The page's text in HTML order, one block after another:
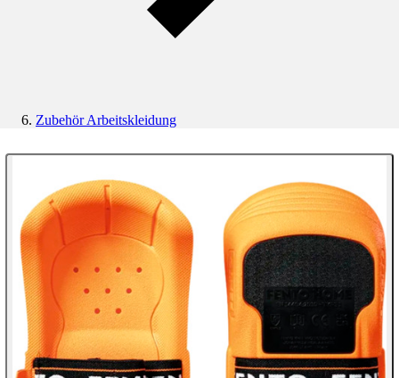
Zubehör Arbeitskleidung